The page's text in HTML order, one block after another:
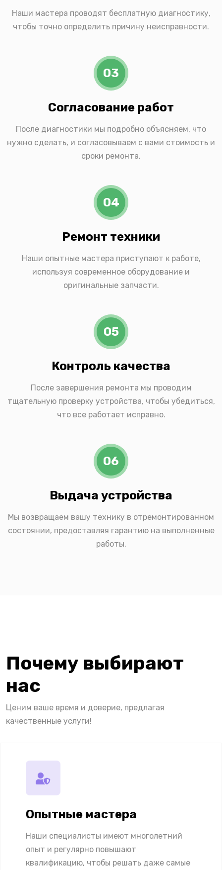
Наши мастера проводят бесплатную диагностику,
чтобы точно определить причину неисправности.
03
Согласование работ
После диагностики мы подробно объясняем, что
нужно сделать, и согласовываем с вами стоимость и
сроки ремонта.
04
Ремонт техники
Наши опытные мастера приступают к работе,
используя современное оборудование и
оригинальные запчасти.
05
Контроль качества
После завершения ремонта мы проводим
тщательную проверку устройства, чтобы убедиться,
что все работает исправно.
06
Выдача устройства
Мы возвращаем вашу технику в отремонтированном
состоянии, предоставляя гарантию на выполненные
работы.
Почему выбирают
нас
Ценим ваше время и доверие, предлагая
качественные услуги!
Опытные мастера
Наши специалисты имеют многолетний
опыт и регулярно повышают
квалификацию, чтобы решать даже самые